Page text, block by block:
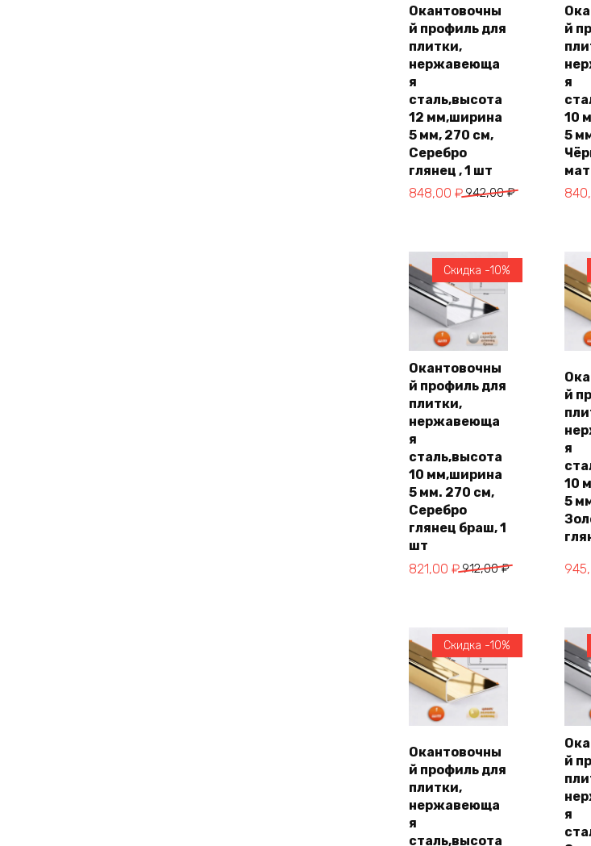
В
корзину
Окантовочны
й профиль для
плитки,
нержавеюща
я
сталь,высота
12 мм,ширина
5 мм, 270 см,
Серебро
глянец , 1 шт
942,00₽
Первоначальная
942,00 ₽.
848,00 ₽
Текущая
й
я
10
5
В
корзину
Скидка -10%
Окантовочны
й профиль для
плитки,
нержавеюща
я
сталь,высота
10 мм,ширина
5 мм. 270 см,
Серебро
глянец браш, 1
шт
912,00₽
Первоначальная
821,00 ₽
Текущая
й
я
10
5
корзину
Скидка -10%
Окантовочны
й профиль для
плитки,
нержавеюща
я
сталь,высота
й
я